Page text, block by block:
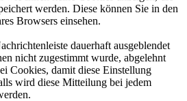
werden. Diese können Sie in den
Browsers einsehen.
dauerhaft ausgeblendet
nicht zugestimmt wurde, abgelehnt
Cookies, damit diese Einstellung
wird diese Mitteilung bei jedem